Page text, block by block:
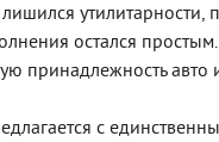
остался
принадлежность авто
с